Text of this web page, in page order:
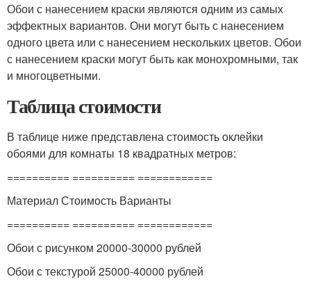
Обои с нанесением краски являются одним из самых
эффектных вариантов. Они могут быть с нанесением
одного цвета или с нанесением нескольких цветов. Обои
с нанесением краски могут быть как монохромными, так
и многоцветными.
Таблица стоимости
В таблице ниже представлена стоимость оклейки
обоями для комнаты 18 квадратных метров:
========== ========== ============
Материал Стоимость Варианты
========== ========== ============
Обои с рисунком 20000-30000 рублей
Обои с текстурой 25000-40000 рублей